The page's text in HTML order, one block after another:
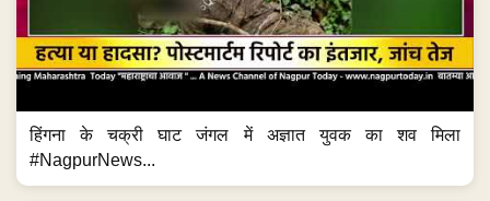
हिंगना के चक्री घाट जंगल में अज्ञात युवक का शव मिला
#NagpurNews...